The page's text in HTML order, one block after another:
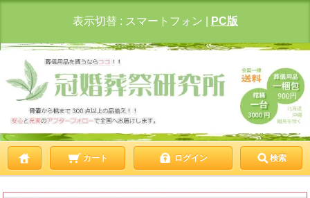
表示切替 : スマートフォン PC版
カート ログイン 検索